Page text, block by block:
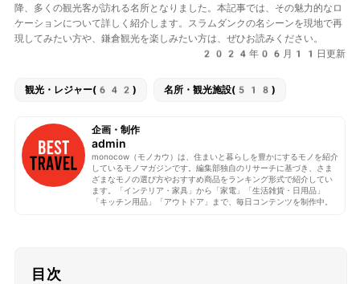
降、多くの観光客が訪れる名所となりました。本記事では、その魅力的なロ
ケーションについて詳しく紹介します。スラムダンクの名シーンを現地で再
現してみたい方や、鎌倉観光を楽しみたい方は、ぜひお読みください。
2024年06月11日更新
観光・レジャー(642) 名所・観光施設(518)
企画・制作
admin
monocow（モノカウ）は、住まいと暮らしを豊かにするモノを紹介
しているモノマガジンです。編集部独自のリサーチに基づき、さま
ざまなモノの選び方やおすすめ商品をランキング形式で紹介してい
ます。「インテリア・家具」から「家電」「生活雑貨・日用品」
「キッチン用品」「アウトドア」まで、毎日コンテンツを制作中。
目次